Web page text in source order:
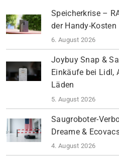
Speicherkrise –
der Handy-Kosten
6. August 2026
Joybuy Snap &
Einkäufe bei Lidl,
Läden
5. August 2026
Saugroboter-
Dreame &
4. August 2026